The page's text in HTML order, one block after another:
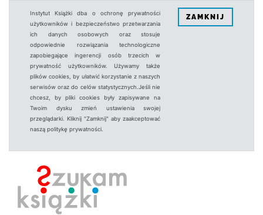
Instytut Książki dba o ochronę prywatności
użytkowników i bezpieczeństwo przetwarzania
ich danych osobowych oraz stosuje
odpowiednie rozwiązania technologiczne
zapobiegające ingerencji osób trzecich w
prywatność użytkowników. Używamy także
plików cookies, by ułatwić korzystanie z naszych
serwisów oraz do celów statystycznych.Jeśli nie
chcesz, by pliki cookies były zapisywane na
Twoim dysku zmień ustawienia swojej
przeglądarki. Kliknij "Zamknij" aby zaakceptować
naszą politykę prywatności.
ZAMKNIJ